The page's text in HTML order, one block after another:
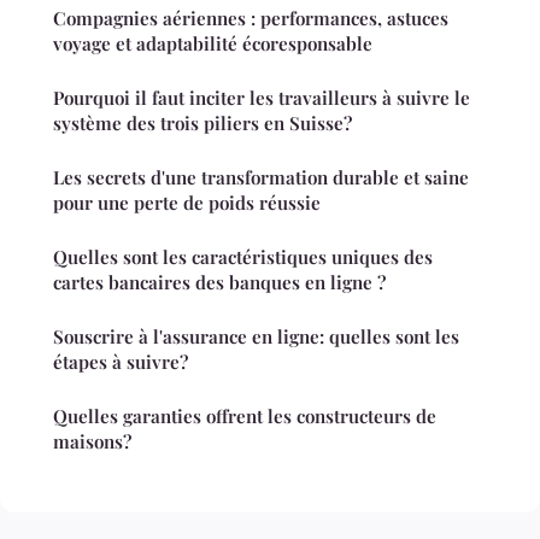
Compagnies aériennes : performances, astuces
voyage et adaptabilité écoresponsable
Pourquoi il faut inciter les travailleurs à suivre le
système des trois piliers en Suisse?
Les secrets d'une transformation durable et saine
pour une perte de poids réussie
Quelles sont les caractéristiques uniques des
cartes bancaires des banques en ligne ?
Souscrire à l'assurance en ligne: quelles sont les
étapes à suivre?
Quelles garanties offrent les constructeurs de
maisons?